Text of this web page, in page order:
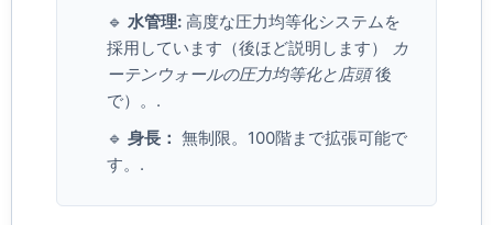
🔹 水管理: 高度な圧力均等化システムを
採用しています（後ほど説明します）
カ
ーテンウォールの圧力均等化と店頭後
で）。.
🔹 身長： 無制限。100階まで拡張可能で
す。.